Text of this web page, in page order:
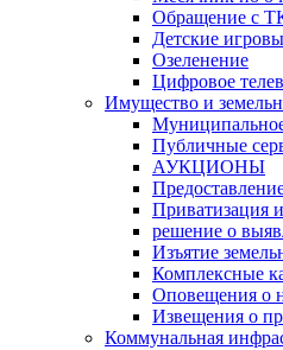
Обращение с
Детские
Озеленение
Цифровое
Имущество и
Публичные
АУКЦИОНЫ
Приватизация
решение о
Изъятие
Комплексные
Оповещения о
Извещения о
Коммунальная